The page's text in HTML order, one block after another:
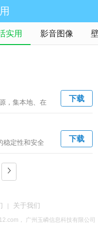
实用 影音图像
下载
，集本地、在
下载
稳定性和安全
关于我们
， 广州玉嶙信息科技有限公司